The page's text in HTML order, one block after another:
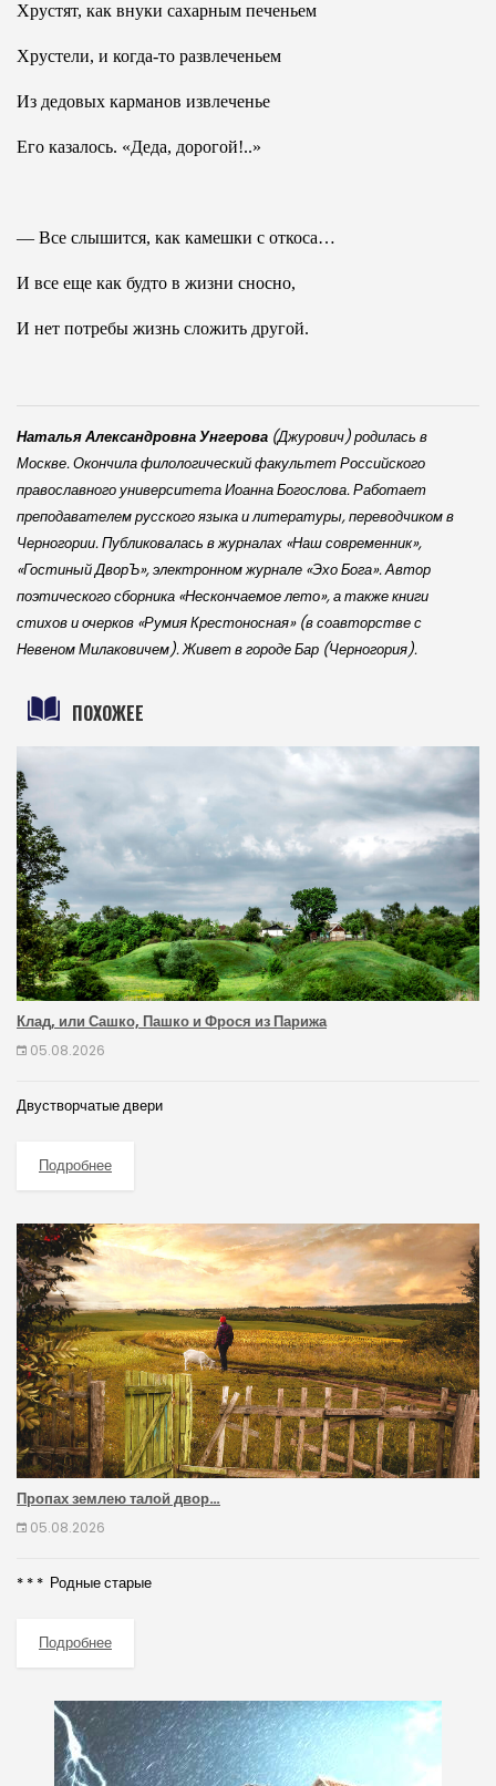
Хрустят, как внуки сахарным печеньем
Хрустели, и когда-то развлеченьем
Из дедовых карманов извлеченье
Его казалось. «Деда, дорогой!..»
— Все слышится, как камешки с откоса…
И все еще как будто в жизни сносно,
И нет потребы жизнь сложить другой.
Наталья Александровна Унгерова (Джурович) родилась в
Москве. Окончила филологический факультет Российского
православного университета Иоанна Богослова. Работает
преподавателем русского языка и литературы, переводчиком в
Черногории. Публиковалась в журналах «Наш современник»,
«Гостиный ДворЪ», электронном журнале «Эхо Бога». Автор
поэтического сборника «Нескончаемое лето», а также книги
стихов и очерков «Румия Крестоносная» (в соавторстве с
Невеном Милаковичем). Живет в городе Бар (Черногория).
ПОХОЖЕЕ
Клад, или Сашко, Пашко и Фрося из Парижа
05.08.2026
Двустворчатые двери
Подробнее
Пропах землею талой двор…
05.08.2026
* * * Родные старые
Подробнее